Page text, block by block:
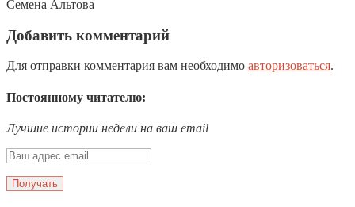
Семена Альтова
Добавить комментарий
Для отправки комментария вам необходимо авторизоваться.
Постоянному читателю:
Лучшие истории недели на ваш email